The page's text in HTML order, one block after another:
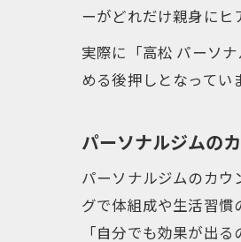
ーがどれだけ親身に
実際に「高松 パーソ
める後押しとなってい
パーソナルジムの
パーソナルジムのカ
グで体組成や生活習
「自分でも効果が出